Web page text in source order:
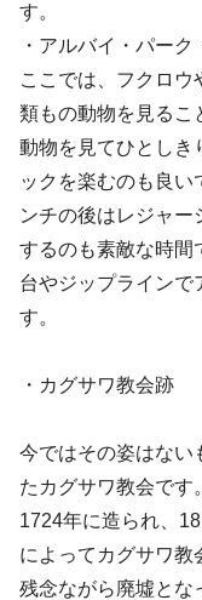
す。
・アルバイ・パー
ここでは、フクロ
類もの動物を見るこ
動物を見てひとしき
ックを楽むのも良い
ンチの後はレジャー
するのも素敵な時間
台やジップラインで
す。
・カグサワ教会跡
今ではその姿はない
たカグサワ教会です
1724年に造られ、
によってカグサワ教
残念ながら廃墟とな